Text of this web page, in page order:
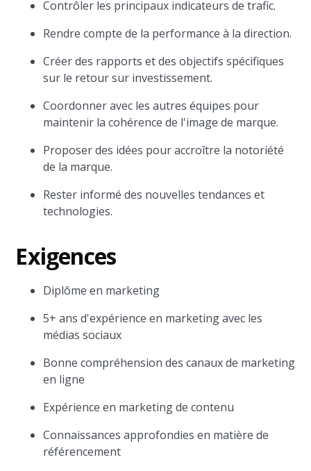
Contrôler les principaux indicateurs de trafic.
Rendre compte de la performance à la direction.
Créer des rapports et des objectifs spécifiques
sur le retour sur investissement.
Coordonner avec les autres équipes pour
maintenir la cohérence de l'image de marque.
Proposer des idées pour accroître la notoriété
de la marque.
Rester informé des nouvelles tendances et
technologies.
Exigences
Diplôme en marketing
5+ ans d'expérience en marketing avec les
médias sociaux
Bonne compréhension des canaux de marketing
en ligne
Expérience en marketing de contenu
Connaissances approfondies en matière de
référencement